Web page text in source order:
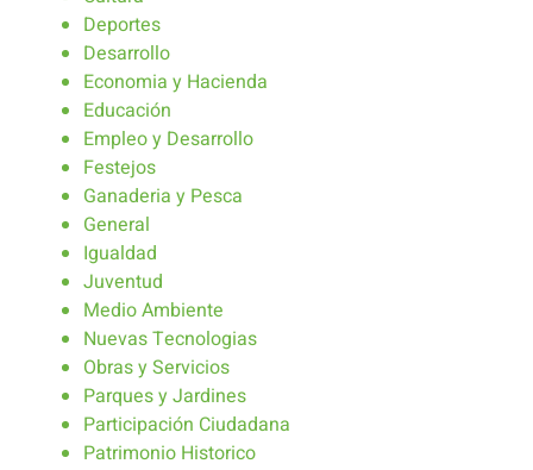
Deportes
Desarrollo
Economia y Hacienda
Educación
Empleo y Desarrollo
Festejos
Ganaderia y Pesca
General
Igualdad
Juventud
Medio Ambiente
Nuevas Tecnologias
Obras y Servicios
Parques y Jardines
Participación Ciudadana
Patrimonio Historico